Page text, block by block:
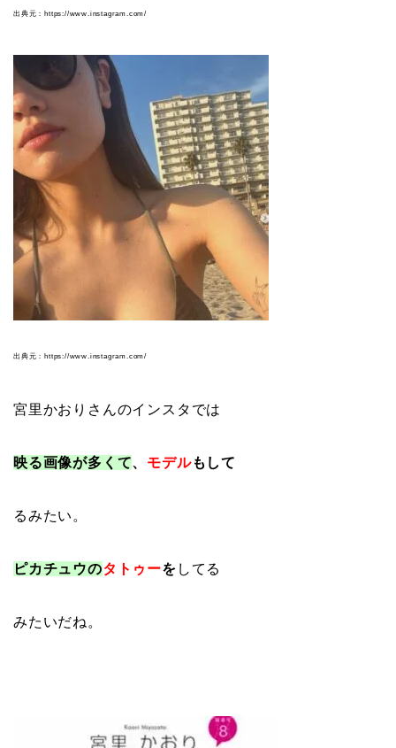
出典元：https://www.instagram.com/
出典元：https://www.instagram.com/
宮里かおりさんのインスタでは
映る画像が多くて、 モデルもして
るみたい。
ピカチュウのタトゥーを してる
みたいだね。